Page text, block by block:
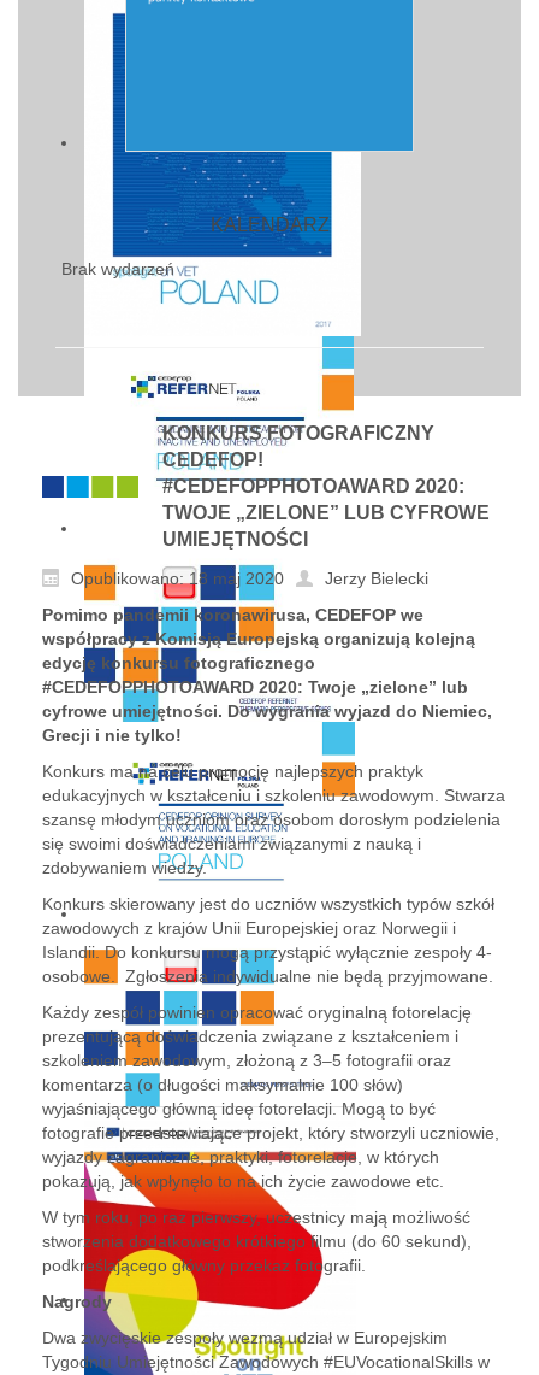
KALENDARZ
Brak wydarzeń
KONKURS FOTOGRAFICZNY
CEDEFOP!
#CEDEFOPPHOTOAWARD 2020:
TWOJE „ZIELONE” LUB CYFROWE
UMIEJĘTNOŚCI
Opublikowano: 18 maj 2020
Jerzy Bielecki
Pomimo pandemii koronawirusa, CEDEFOP we
współpracy z Komisją Europejską organizują kolejną
edycję konkursu fotograficznego
#CEDEFOPPHOTOAWARD 2020: Twoje „zielone” lub
cyfrowe umiejętności. Do wygrania wyjazd do Niemiec,
Grecji i nie tylko!
Konkurs ma na celu promocję najlepszych praktyk
edukacyjnych w kształceniu i szkoleniu zawodowym. Stwarza
szansę młodym uczniom oraz osobom dorosłym podzielenia
się swoimi doświadczeniami związanymi z nauką i
zdobywaniem wiedzy.
Konkurs skierowany jest do uczniów wszystkich typów szkół
zawodowych z krajów Unii Europejskiej oraz Norwegii i
Islandii. Do konkursu mogą przystąpić wyłącznie zespoły 4-
osobowe. Zgłoszenia indywidualne nie będą przyjmowane.
Każdy zespół powinien opracować oryginalną fotorelację
prezentującą doświadczenia związane z kształceniem i
szkoleniem zawodowym, złożoną z 3–5 fotografii oraz
komentarza (o długości maksymalnie 100 słów)
wyjaśniającego główną ideę fotorelacji. Mogą to być
fotografie przedstawiające projekt, który stworzyli uczniowie,
wyjazdy zagraniczne, praktyki, fotorelacje, w których
pokazują, jak wpłynęło to na ich życie zawodowe etc.
W tym roku, po raz pierwszy, uczestnicy mają możliwość
stworzenia dodatkowego krótkiego filmu (do 60 sekund),
podkreślającego główny przekaz fotografii.
Nagrody
Dwa zwycięskie zespoły wezmą udział w Europejskim
Tygodniu Umiejętności Zawodowych #EUVocationalSkills w